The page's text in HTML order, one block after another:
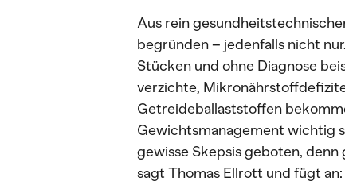
Aus rein
begründen – jedenfalls nicht
Stücken und ohne Diagnose
verzichte,
Getreideballaststoffen
Gewichtsmanagement wichtig
gewisse Skepsis geboten,
sagt Thomas Ellrott und fügt